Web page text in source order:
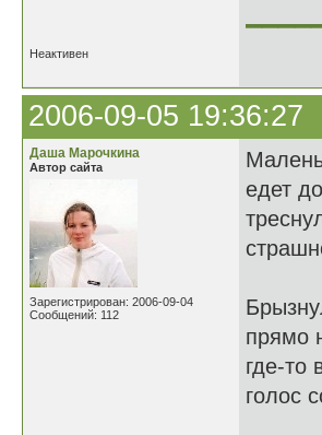
Неактивен
2006-09-05 19:36:27
Даша Марочкина
Автор сайта
Зарегистрирован: 2006-09-04
Сообщений: 112
едет
прямо
где-то
голос